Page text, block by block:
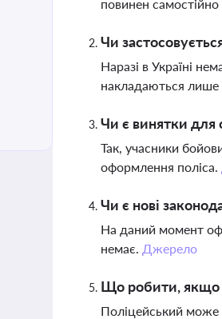
повинен
Чи
Наразі в Україні
накладаються лише
Чи є винятки
Так, учасники
оформлення поліса.
Чи є нові
На даний момент
немає. Джерело
Що робити, якщо
Поліцейський може